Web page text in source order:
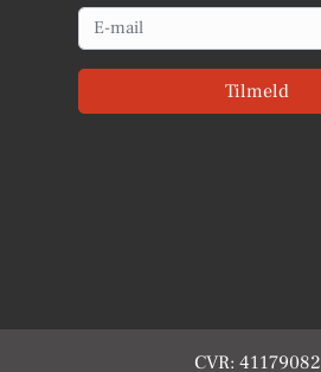
Email
Tilmeld
CVR: 41179082